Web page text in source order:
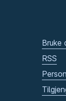
Bruke
RSS